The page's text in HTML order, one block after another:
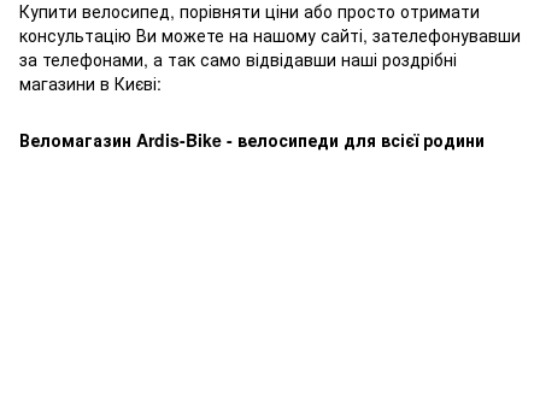
Купити велосипед, порівняти ціни або просто отримати
консультацію Ви можете на нашому сайті, зателефонувавши
за телефонами, а так само відвідавши наші роздрібні
магазини в Києві:
Веломагазин Ardis-Bike - велосипеди для всієї родини